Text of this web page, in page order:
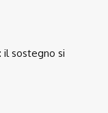
il sostegno si